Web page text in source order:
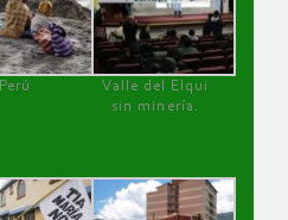
Perú
Valle del Elqui
sin minería.